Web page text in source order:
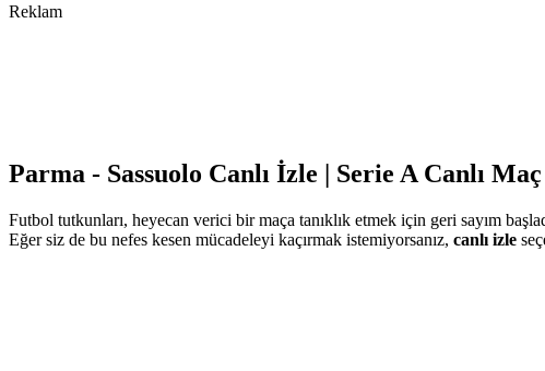
Reklam
Parma - Sassuolo Canlı İzle | Serie A Canlı
Futbol tutkunları, heyecan verici bir maça tanıklık etmek için geri sayım
Eğer siz de bu nefes kesen mücadeleyi kaçırmak istemiyorsanız, canlı izle